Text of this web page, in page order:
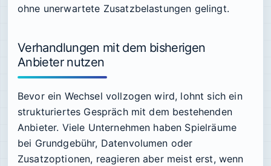
ohne unerwartete Zusatzbelastungen gelingt.
Verhandlungen mit dem bisherigen
Anbieter nutzen
Bevor ein Wechsel vollzogen wird, lohnt sich ein
strukturiertes Gespräch mit dem bestehenden
Anbieter. Viele Unternehmen haben Spielräume
bei Grundgebühr, Datenvolumen oder
Zusatzoptionen, reagieren aber meist erst, wenn